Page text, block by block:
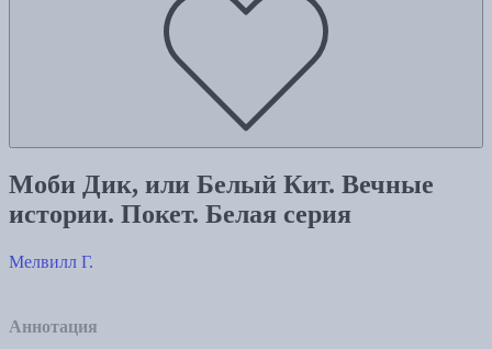
Моби Дик, или Белый Кит. Вечные
истории. Покет. Белая серия
Мелвилл Г.
Аннотация